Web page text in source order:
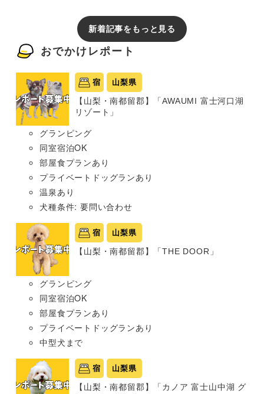
新着記事をもっと見る
おでかけレポート
宿 山梨県
【山梨・南都留郡】「AWAUMI 富士河口湖
リゾート」
グランピング
同室宿泊OK
部屋食プランあり
プライベートドッグランあり
温泉あり
犬種条件: 要問い合わせ
宿 山梨県
【山梨・南都留郡】「THE DOOR」
グランピング
同室宿泊OK
部屋食プランあり
プライベートドッグランあり
中型犬まで
宿 山梨県
【山梨・南都留郡】「カノア 富士山中湖 グ